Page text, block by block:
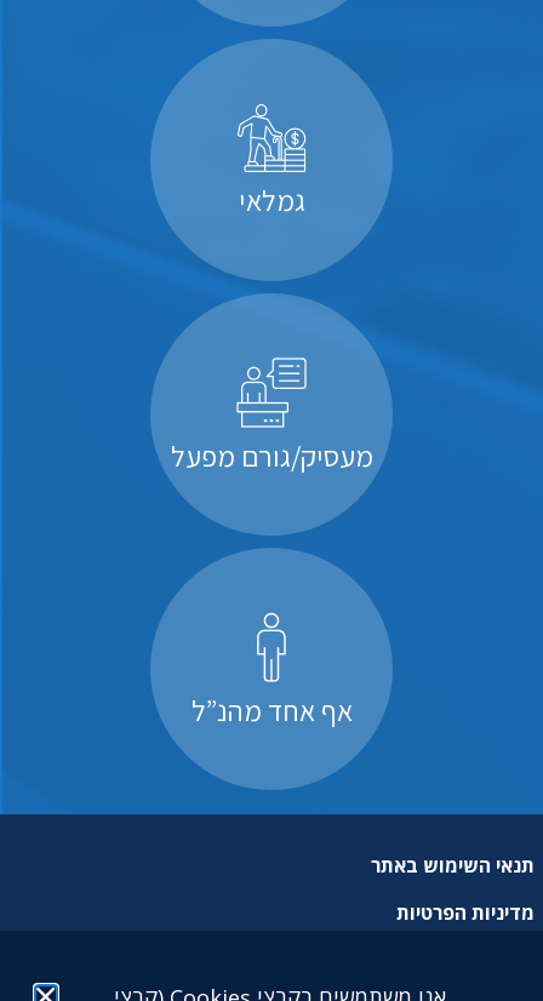
גמלאי
מעסיק/גורם מפעל
אף אחד מהנ”ל
תנאי השימוש באתר
מדיניות הפרטיות